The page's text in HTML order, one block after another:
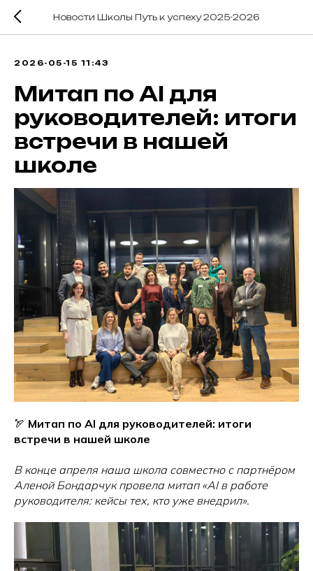
Новости Школы Путь к успеху 2025-2026
2026-05-15 11:43
Митап по AI для
руководителей: итоги
встречи в нашей
школе
🏹 Митап по AI для руководителей: итоги
встречи в нашей школе
В конце апреля наша школа совместно с партнёром
Аленой Бондарчук провела митап «AI в работе
руководителя: кейсы тех, кто уже внедрил».